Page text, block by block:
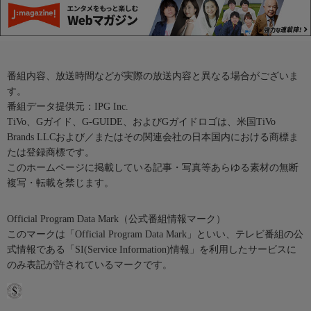
番組内容、放送時間などが実際の放送内容と異なる場合がございま
す。
番組データ提供元：IPG Inc.
TiVo、Gガイド、G-GUIDE、およびGガイドロゴは、米国TiVo
Brands LLCおよび／またはその関連会社の日本国内における商標ま
たは登録商標です。
このホームページに掲載している記事・写真等あらゆる素材の無断
複写・転載を禁じます。
Official Program Data Mark（公式番組情報マーク）
このマークは「Official Program Data Mark」といい、テレビ番組の公
式情報である「SI(Service Information)情報」を利用したサービスに
のみ表記が許されているマークです。